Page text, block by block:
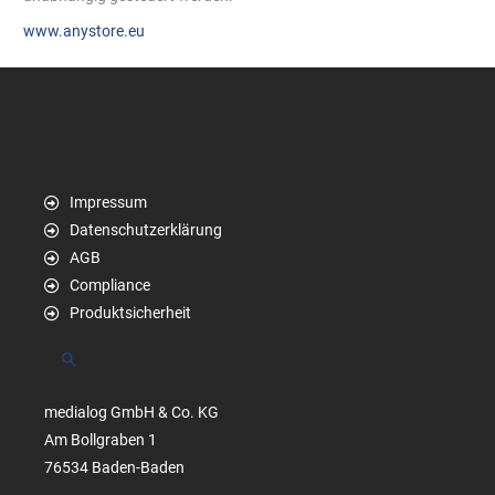
www.anystore.eu
Impressum
Datenschutzerklärung
AGB
Compliance
Produktsicherheit
Suchen
medialog GmbH & Co. KG
Am Bollgraben 1
76534 Baden-Baden